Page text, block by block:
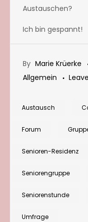
Austauschen?
Ich bin gespannt!
By Marie Krüerke
Allgemein
Austausch
Forum
Senioren-Residenz
Seniorengruppe
Seniorenstunde
Umfrage